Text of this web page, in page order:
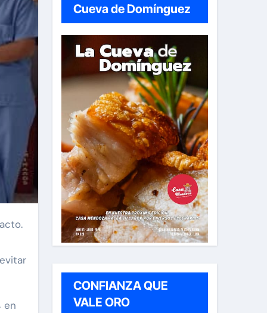
en
Cueva de Domínguez
CONFIANZA QUE
VALE ORO